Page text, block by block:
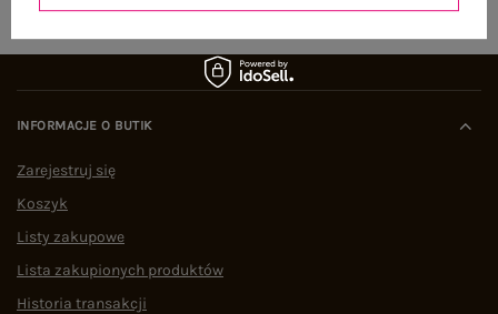
INFORMACJE O BUTIK
Zarejestruj się
Koszyk
Listy zakupowe
Lista zakupionych produktów
Historia transakcji